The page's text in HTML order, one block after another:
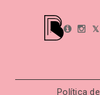
𝕏
Política de